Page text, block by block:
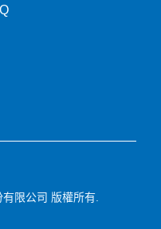
限公司 版權所有.